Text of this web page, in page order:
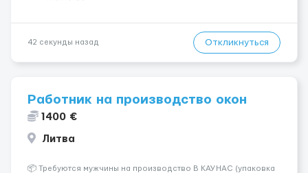
42 секунды назад Откликнуться
Работник на производство окон
1400 €
Литва
📦 Требуются мужчины на производство В КАУНАС (упаковка